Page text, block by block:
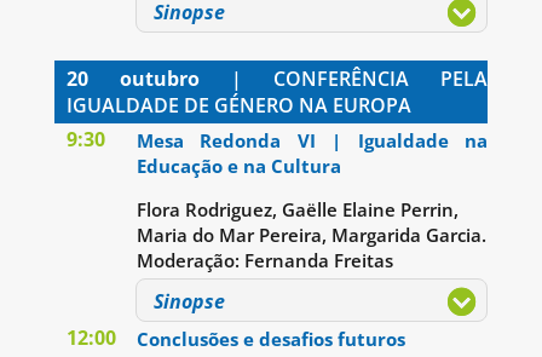
Sinopse
20 outubro| CONFERÊNCIA PELA
IGUALDADE DE GÉNERO NA EUROPA
9:30
Mesa Redonda VI | Igualdade na
Educação e na Cultura
Flora Rodriguez, Gaëlle Elaine Perrin,
Maria do Mar Pereira, Margarida Garcia.
Moderação: Fernanda Freitas
Sinopse
12:00
Conclusões e desafios futuros